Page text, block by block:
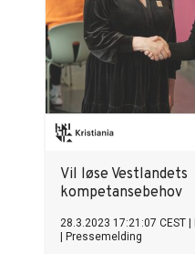
Vil løse Vestlandets
kompetansebehov
28.3.2023 17:21:07 CEST
Pressemelding